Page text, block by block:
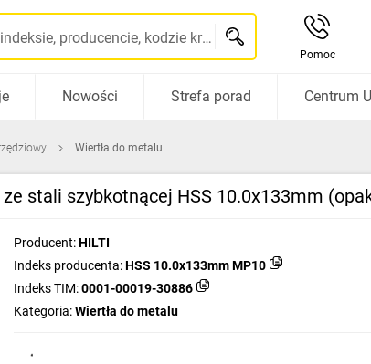
Szukaj po nazwie, indeksie, producencie, kodzie kreskowym...
Pomoc
Nowości Strefa porad Centrum
Wiertła do metalu
stali szybkotnącej HSS 10.0x133mm
Producent:HILTI
Indeks producenta:HSS 10.0x133mm MP10
Indeks TIM:0001-00019-30886
Kategoria:Wiertła do metalu